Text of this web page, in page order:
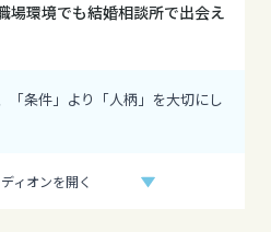
場環境でも結婚相談所で出会え
「条件」より「人柄」を大切にし
ィオンを開く